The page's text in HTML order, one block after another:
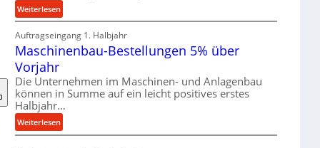
Weiterlesen:
M
a
t
i
l
v
Auftragseingang 1. Halbjahr
Maschinenbau-Bestellungen 5% über
Vorjahr
Die Unternehmen im Maschinen- und Anlagenbau
können in Summe auf ein leicht positives erstes
Halbjahr…
Weiterlesen:
M